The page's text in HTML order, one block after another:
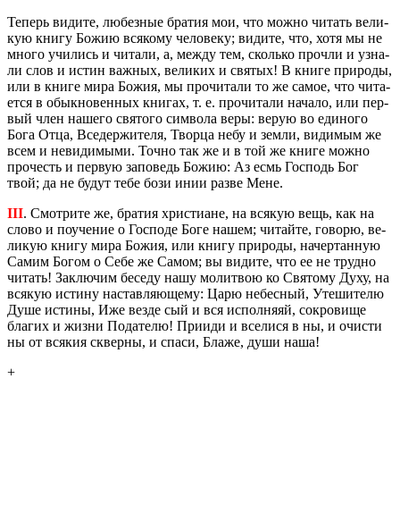
Те­перь ви­ди­те, лю­без­ные бра­тия мои, что можно чи­тать ве­ли­
кую книгу Божию вся­ко­му че­ло­ве­ку; ви­ди­те, что, хотя мы не
много учи­лись и чи­та­ли, а, между тем, сколь­ко про­чли и узна­
ли слов и истин важ­ных, ве­ли­ких и свя­тых! В книге при­ро­ды,
или в книге мира Божия, мы про­чи­та­ли то же самое, что чи­та­
ет­ся в обык­но­вен­ных кни­гах, т. е. про­чи­та­ли на­ча­ло, или пер­
вый член на­ше­го свя­то­го сим­во­ла веры: верую во еди­но­го
Бога Отца, Все­дер­жи­те­ля, Твор­ца небу и земли, ви­ди­мым же
всем и неви­ди­мы­ми. Точно так же и в той же книге можно
про­честь и первую за­по­ведь Божию: Аз есмь Гос­подь Бог
твой; да не будут тебе бози инии разве Мене.
III. Смот­ри­те же, бра­тия хри­сти­ане, на вся­кую вещь, как на
слово и по­уче­ние о Гос­по­де Боге нашем; чи­тай­те, го­во­рю, ве­
ли­кую книгу мира Божия, или книгу при­ро­ды, на­чер­тан­ную
Самим Богом о Себе же Самом; вы ви­ди­те, что ее не труд­но
чи­тать! За­клю­чим бе­се­ду нашу мо­лит­вою ко Свя­то­му Духу, на
вся­кую ис­ти­ну на­став­ля­ю­ще­му: Царю небес­ный, Уте­ши­те­лю
Душе ис­ти­ны, Иже везде сый и вся ис­пол­ня­яй, со­кро­ви­ще
бла­гих и жизни По­да­те­лю! При­и­ди и все­ли­ся в ны, и очи­сти
ны от вся­кия сквер­ны, и спаси, Блаже, души наша!
+